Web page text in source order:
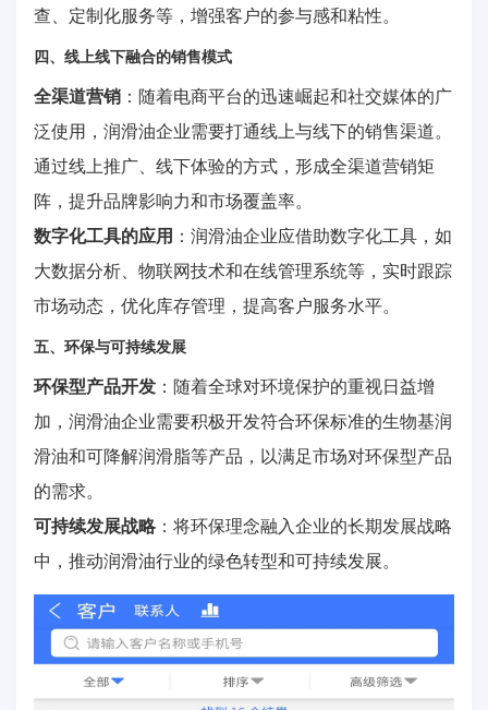
查、定制化服务等，增强客户的参与感和粘性。
四、线上线下融合的销售模式
全渠道营销 ：随着电商平台的迅速崛起和社交媒体的广
泛使用，润滑油企业需要打通线上与线下的销售渠道。
通过线上推广、线下体验的方式，形成全渠道营销矩
阵，提升品牌影响力和市场覆盖率。
数字化工具的应用 ：润滑油企业应借助数字化工具，如
大数据分析、物联网技术和在线管理系统等，实时跟踪
市场动态，优化库存管理，提高客户服务水平。
五、环保与可持续发展
环保型产品开发 ：随着全球对环境保护的重视日益增
加，润滑油企业需要积极开发符合环保标准的生物基润
滑油和可降解润滑脂等产品，以满足市场对环保型产品
的需求。
可持续发展战略：将环保理念融入企业的长期发展战略
中，推动润滑油行业的绿色转型和可持续发展。